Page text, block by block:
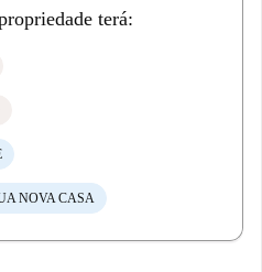
terá:
NOVA CASA